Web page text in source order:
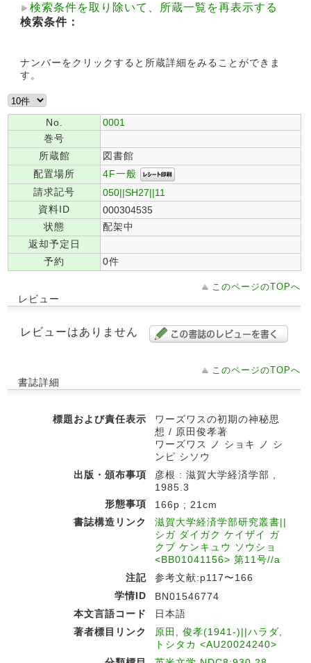
検索条件を取り除いて、所蔵一覧を再表示する
検索条件：
ナンバーをクリックすると所蔵詳細をみることができま
す。
No.
0001
巻号
所蔵館
図書館
配置場所
4F一般
請求記号
050||SH27||11
資料ID
000304535
状態
配架中
返却予定日
予約
0件
このページのTOPへ
レビュー
レビューはありません
このページのTOPへ
書誌詳細
標題および責任表示
ワーズワスの初期の神秘思
想 / 原田俊孝著
ワーズワス ノ ショキ ノ シ
ンピ シソウ
出版・頒布事項
彦根 : 滋賀大学経済学部 ,
1985.3
形態事項
166p ; 21cm
書誌構造リンク
滋賀大学経済学部研究叢書||
シガ ダイガク ケイザイ ガ
クブ ケンキュウ ソウショ
<BB01041156> 第11号//a
注記
参考文献:p117〜166
学情ID
BN01546774
本文言語コード
日本語
著者標目リンク
原田, 俊孝(1941-)||ハラダ,
トシタカ <AU20024240>